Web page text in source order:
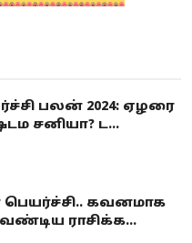
பலன் 2024: ஏழரை
சனியா? ட...
பெயர்ச்சி.. கவனமாக
ராசிக்க...